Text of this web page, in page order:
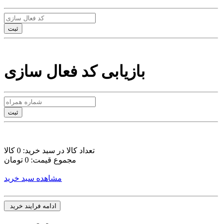
بازیابی کد فعال سازی
تعداد کالا در سبد خرید: 0 کالا
مجموع قیمت: 0 تومان
مشاهده سبد خرید